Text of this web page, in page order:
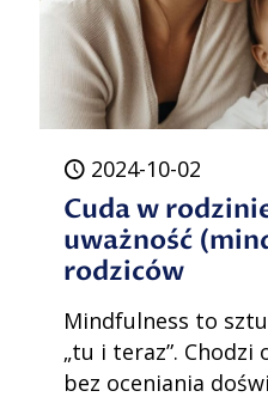
2024-10-02
Cuda w
uważność
rodziców
Mindfulness to
„tu i teraz”.
bez oceniania